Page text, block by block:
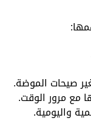
صيحات الموضة.
مع مرور الوقت.
واليومية.